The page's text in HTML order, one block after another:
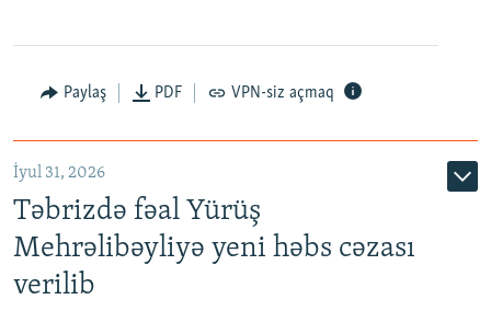
Paylaş PDF VPN-siz açmaq
İyul 31, 2026
Təbrizdə fəal Yürüş
Mehrəlibəyliyə yeni həbs cəzası
verilib